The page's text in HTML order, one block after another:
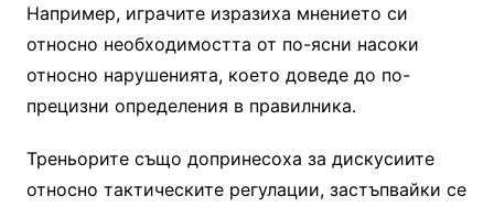
Например, играчите изразиха мнението си
относно необходимостта от по-ясни насоки
относно нарушенията, което доведе до по-
прецизни определения в правилника.
Треньорите също допринесоха за дискусиите
относно тактическите регулации, застъпвайки се